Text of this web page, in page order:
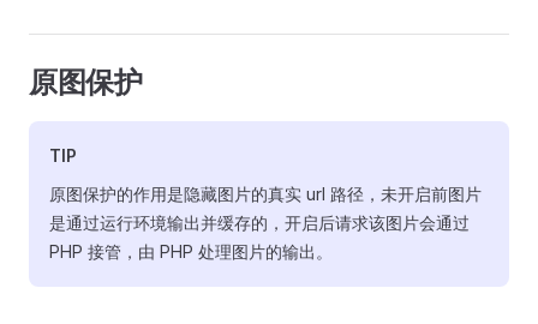
原图保护
TIP
原图保护的作用是隐藏图片的真实 url 路径，未开启前图片
是通过运行环境输出并缓存的，开启后请求该图片会通过
PHP 接管，由 PHP 处理图片的输出。